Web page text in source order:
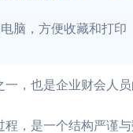
脑，方便收藏和打印
，也是企业财会人
，是一个结构严谨